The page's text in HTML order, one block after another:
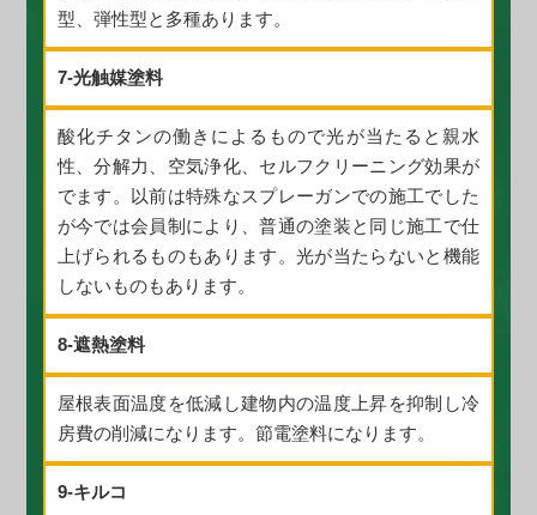
型、弾性型と多種あります。
7-光触媒塗料
酸化チタンの働きによるもので光が当たると親水
性、分解力、空気浄化、セルフクリーニング効果が
でます。以前は特殊なスプレーガンでの施工でした
が今では会員制により、普通の塗装と同じ施工で仕
上げられるものもあります。光が当たらないと機能
しないものもあります。
8-遮熱塗料
屋根表面温度を低減し建物内の温度上昇を抑制し冷
房費の削減になります。節電塗料になります。
9-キルコ